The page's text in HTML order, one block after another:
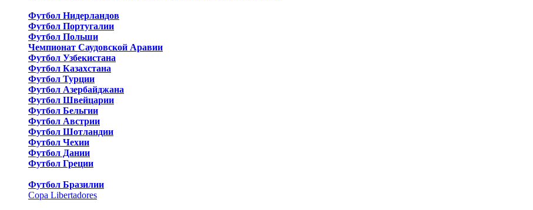
Футбол Нидерландов
Футбол Португалии
Футбол Польши
Чемпионат Саудовской Аравии
Футбол Узбекистана
Футбол Казахстана
Футбол Турции
Футбол Азербайджана
Футбол Швейцарии
Футбол Бельгии
Футбол Австрии
Футбол Шотландии
Футбол Чехии
Футбол Дании
Футбол Греции
Футбол Бразилии
Copa Libertadores